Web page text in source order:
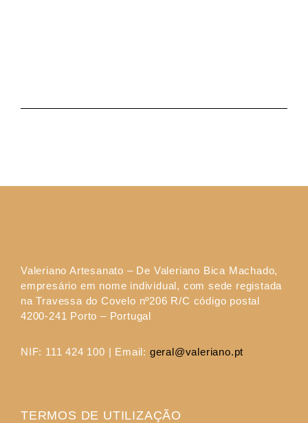
Valeriano Artesanato – De Valeriano Bica Machado,
empresário em nome individual, com sede registada
na Travessa do Covelo nº206 R/C código postal
4200-241 Porto – Portugal
NIF: 111 424 100 | Email: geral@valeriano.pt
TERMOS DE UTILIZAÇÃO